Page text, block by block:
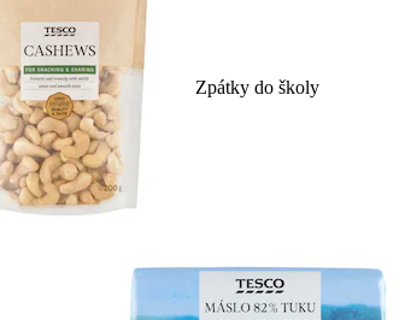
Zpátky do školy